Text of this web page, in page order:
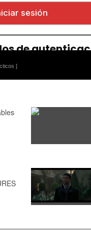
: · 2015
Montaje
Luca
1:24 · 2025